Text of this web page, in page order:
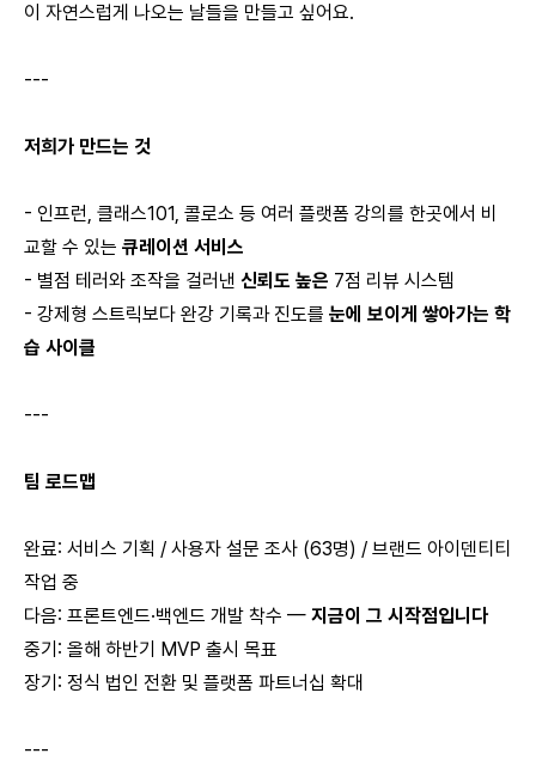
이 자연스럽게 나오는 날들을 만들고 싶어요.
---
저희가 만드는 것
- 인프런, 클래스101, 콜로소 등 여러 플랫폼 강의를 한곳에서 비
교할 수 있는 큐레이션 서비스
- 별점 테러와 조작을 걸러낸 신뢰도 높은 7점 리뷰 시스템
- 강제형 스트릭보다 완강 기록과 진도를 눈에 보이게 쌓아가는 학
습 사이클
---
팀 로드맵
완료: 서비스 기획 / 사용자 설문 조사 (63명) / 브랜드 아이덴티티
작업 중
다음: 프론트엔드·백엔드 개발 착수 — 지금이 그 시작점입니다
중기: 올해 하반기 MVP 출시 목표
장기: 정식 법인 전환 및 플랫폼 파트너십 확대
---